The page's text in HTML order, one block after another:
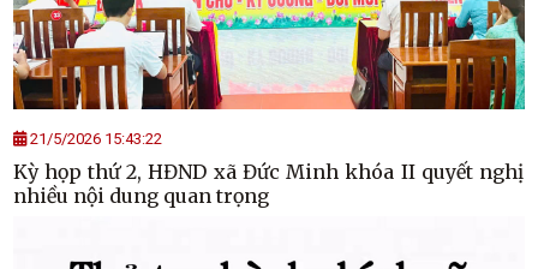
21/5/2026 15:43:22
Kỳ họp thứ 2, HĐND xã Đức Minh khóa II quyết nghị
nhiều nội dung quan trọng